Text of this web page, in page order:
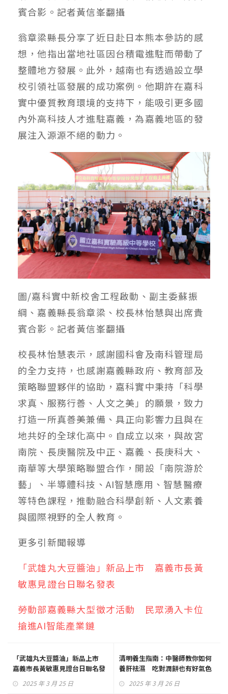
賓合影。記者黃信峯翻攝
翁章梁縣長分享了近日赴日本熊本參訪的感
想，他指出當地社區因台積電進駐而帶動了
整體地方發展。此外，越南也有透過設立學
校引領社區發展的成功案例。他期許在嘉科
實中優質教育環境的支持下，能吸引更多國
內外高科技人才進駐嘉義，為嘉義地區的發
展注入源源不絕的動力。
圖/嘉科實中新校舍工程啟動、副主委蘇振
綱、嘉義縣長翁章梁、校長林怡慧與出席貴
賓合影。記者黃信峯翻攝
校長林怡慧表示，感謝國科會及南科管理局
的全力支持，也感謝嘉義縣政府、教育部及
策略聯盟夥伴的協助，嘉科實中秉持「科學
求真、服務行善、人文之美」的願景，致力
打造一所真善美兼備、具正向影響力且與在
地共好的全球化高中。自成立以來，與故宮
南院、長庚醫院及中正、嘉義、長庚科大、
南華等大學策略聯盟合作，開設「南院游於
藝」、半導體科技、AI智慧應用、智慧醫療
等特色課程，推動融合科學創新、人文素養
與國際視野的全人教育。
更多引新聞報導
「武雄丸大豆醬油」新品上市 嘉義市長黃
敏惠見證台日聯名發表
勞動部嘉義縣大型徵才活動 民眾湧入卡位
搶進AI智能產業鏈
「武雄丸大豆醬油」新品上市
嘉義市長黃敏惠見證台日聯名發
2025 年 3 月 25 日
清明養生指南：中醫師教你如何
養肝祛濕 吃對潤餅也有好氣色
2025 年 3 月 26 日